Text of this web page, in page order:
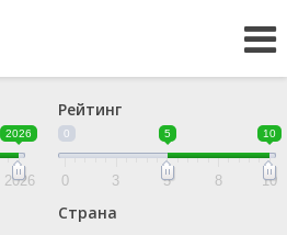
2026
2026
Рейтинг
0 5 10
0 3 5 8 10
Страна